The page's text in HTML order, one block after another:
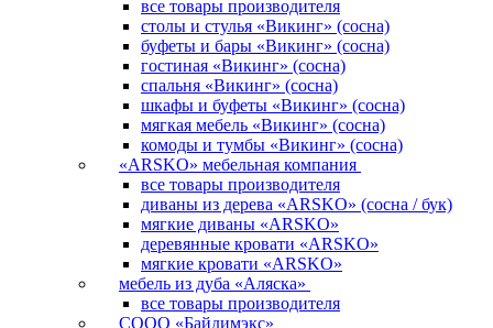
все товары производителя
столы и стулья «Викинг» (сосна)
буфеты и бары «Викинг» (сосна)
гостиная «Викинг» (сосна)
спальня «Викинг» (сосна)
шкафы и буфеты «Викинг» (сосна)
мягкая мебель «Викинг» (сосна)
комоды и тумбы «Викинг» (сосна)
«ARSKO» мебельная компания
все товары производителя
диваны из дерева «ARSKO» (сосна / бук)
мягкие диваны «ARSKO»
деревянные кровати «ARSKO»
мягкие кровати «ARSKO»
мебель из дуба «Аляска»
все товары производителя
СООО «Байдимэкс»